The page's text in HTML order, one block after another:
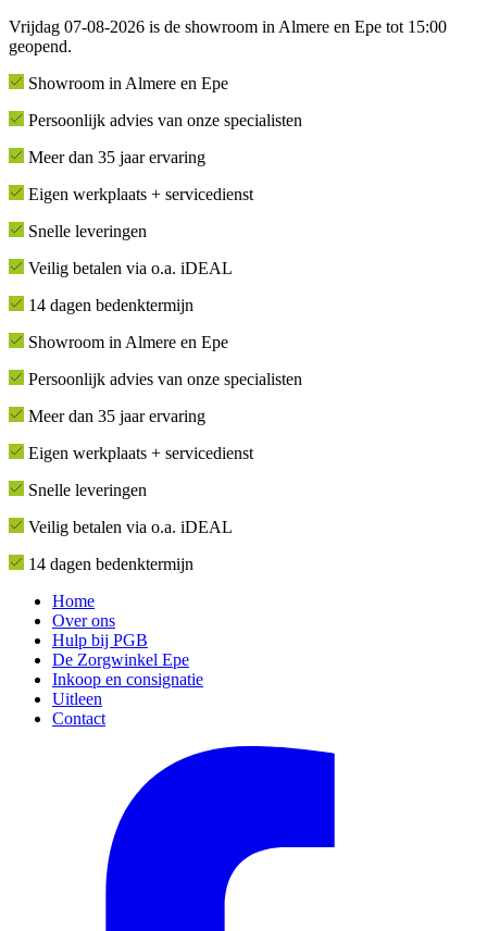
Vrijdag 07-08-2026 is de showroom in Almere en Epe tot 15:00
geopend.
Showroom in Almere en Epe
Persoonlijk advies van onze specialisten
Meer dan 35 jaar ervaring
Eigen werkplaats + servicedienst
Snelle leveringen
Veilig betalen via o.a. iDEAL
14 dagen bedenktermijn
Showroom in Almere en Epe
Persoonlijk advies van onze specialisten
Meer dan 35 jaar ervaring
Eigen werkplaats + servicedienst
Snelle leveringen
Veilig betalen via o.a. iDEAL
14 dagen bedenktermijn
Home
Over ons
Hulp bij PGB
De Zorgwinkel Epe
Inkoop en consignatie
Uitleen
Contact